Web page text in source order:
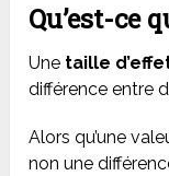
Qu’est-ce
Une taille
différence entre
Alors qu’une
non une